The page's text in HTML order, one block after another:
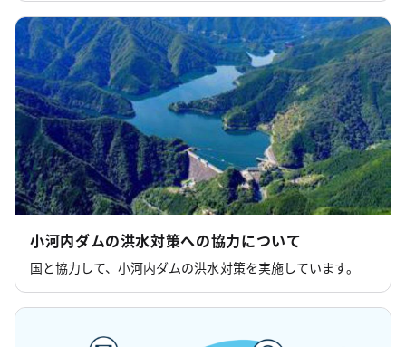
小河内ダムの洪水対策への協力について
国と協力して、小河内ダムの洪水対策を実施しています。